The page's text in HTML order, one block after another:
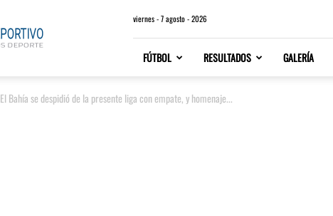
viernes - 7 agosto - 2026
FÚTBOL RESULTADOS GALERÍA
El Bahía se despidió de la presente liga con empate, y homenaje...